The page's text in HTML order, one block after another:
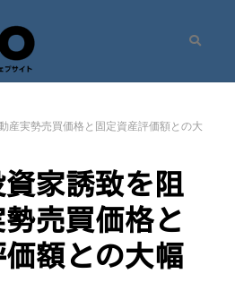
三 Official Site
産実勢売買価格と固定資産評価額との大
家誘致を阻
売買価格と
価額との大幅